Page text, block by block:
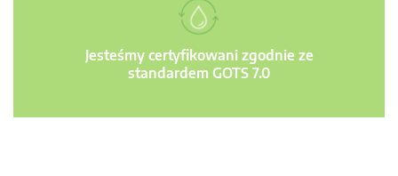
Jesteśmy certyfikowani zgodnie ze
standardem GOTS 7.0